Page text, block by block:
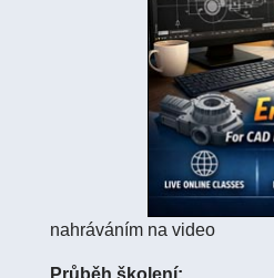
nahráváním na video
Průběh školení: